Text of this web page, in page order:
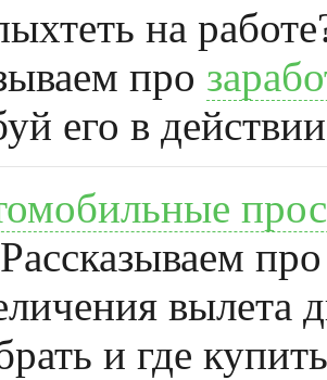
на
про
его в
вылета
и где